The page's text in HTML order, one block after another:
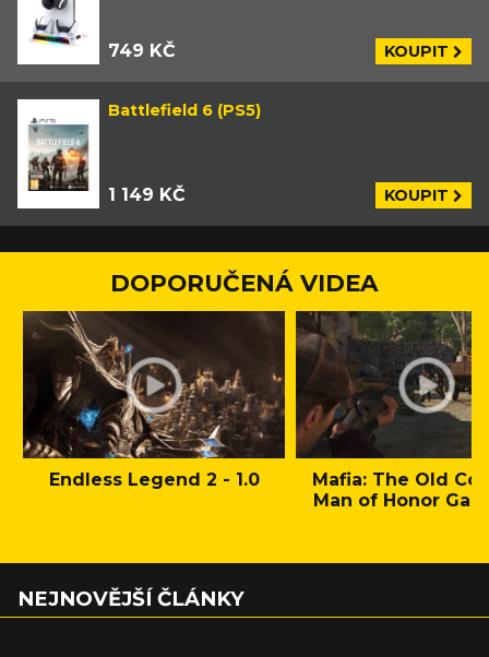
749 KČ KOUPIT
Battlefield 6 (PS5)
1 149 KČ KOUPIT
DOPORUČENÁ VIDEA
Endless Legend 2 - 1.0
Mafia: The Old
Man of Honor
NEJNOVĚJŠÍ ČLÁNKY